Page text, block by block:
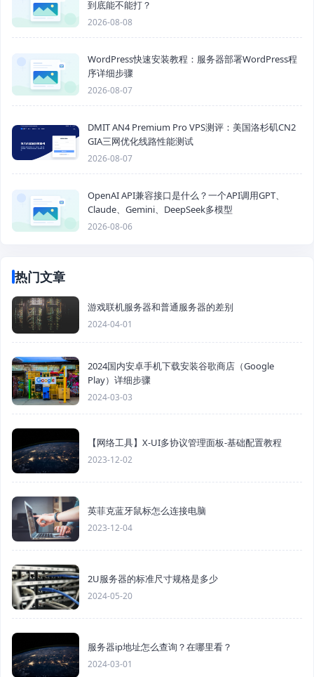
到底能不能打？
2026-08-08
WordPress快速安装教程：服务器部署WordPress程
序详细步骤
2026-08-07
DMIT AN4 Premium Pro VPS测评：美国洛杉矶CN2
GIA三网优化线路性能测试
2026-08-07
OpenAI API兼容接口是什么？一个API调用GPT、
Claude、Gemini、DeepSeek多模型
2026-08-06
热门文章
游戏联机服务器和普通服务器的差别
2024-04-01
2024国内安卓手机下载安装谷歌商店（Google
Play）详细步骤
2024-03-03
【网络工具】X-UI多协议管理面板-基础配置教程
2023-12-02
英菲克蓝牙鼠标怎么连接电脑
2023-12-04
2U服务器的标准尺寸规格是多少
2024-05-20
服务器ip地址怎么查询？在哪里看？
2024-03-01